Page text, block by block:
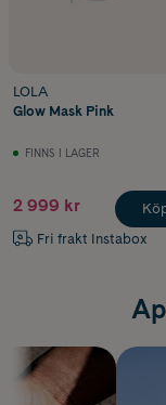
LOLA
Glow Mask Pink
FINNS I LAGER
2 999 kr
Fri frakt Instabox